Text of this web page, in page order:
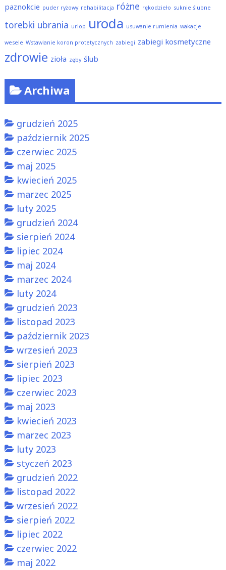
paznokcie puder ryżowy rehabilitacja różne rękodzieło suknie ślubne
torebki ubrania urlop uroda usuwanie rumienia wakacje
wesele Wstawianie koron protetycznych zabiegi zabiegi kosmetyczne
zdrowie zioła zęby ślub
Archiwa
grudzień 2025
październik 2025
czerwiec 2025
maj 2025
kwiecień 2025
marzec 2025
luty 2025
grudzień 2024
sierpień 2024
lipiec 2024
maj 2024
marzec 2024
luty 2024
grudzień 2023
listopad 2023
październik 2023
wrzesień 2023
sierpień 2023
lipiec 2023
czerwiec 2023
maj 2023
kwiecień 2023
marzec 2023
luty 2023
styczeń 2023
grudzień 2022
listopad 2022
wrzesień 2022
sierpień 2022
lipiec 2022
czerwiec 2022
maj 2022